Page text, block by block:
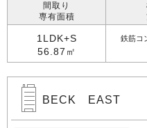
間取り
専有面積
1LDK+S
56.87㎡
鉄筋コ
BECK EAST